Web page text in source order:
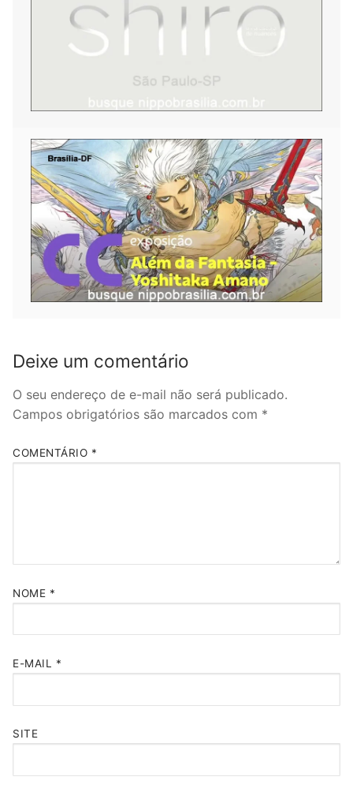
Deixe um comentário
O seu endereço de e-mail não será publicado.
Campos obrigatórios são marcados com *
COMENTÁRIO *
NOME *
E-MAIL *
SITE